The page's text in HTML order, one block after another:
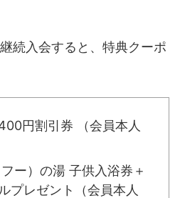
続入会すると、特典クーポ
円割引券 （会員本人
ー）の湯 子供入浴券＋
プレゼント（会員本人